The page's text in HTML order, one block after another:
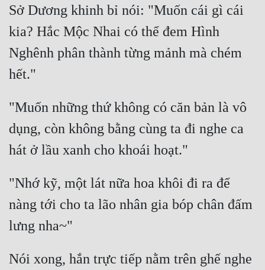
Tu Chân
Võ Hiệp
Võng Du
Xuyên Nhanh
Xuyên Sách
Xuyên Thư
Điền Văn
Sở Dương khinh bỉ nói: "Muốn cái gì cái
kia? Hắc Mộc Nhai có thể đem Hình
Nghênh phân thành từng mảnh mà chém
"Muốn những thứ không có căn bản là vô
dụng, còn không bằng cùng ta đi nghe ca
"Nhớ kỹ, một lát nữa hoa khôi đi ra để
nàng tới cho ta lão nhân gia bóp chân đấm
Nói xong, hắn trực tiếp nằm trên ghế nghe